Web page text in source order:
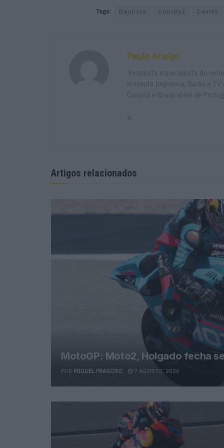
Tags: Bautista Corrida2 Davies
Paulo Araújo
Jornalista especialista de
incluindo Imprensa, Radio e
Canadá e Brasil além de
Artigos relacionados
MotoGP: Moto2, Holgado fecha
POR MIGUEL FRAGOSO 7 AGOSTO, 2026